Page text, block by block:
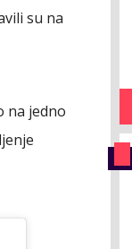
su na
na jedno